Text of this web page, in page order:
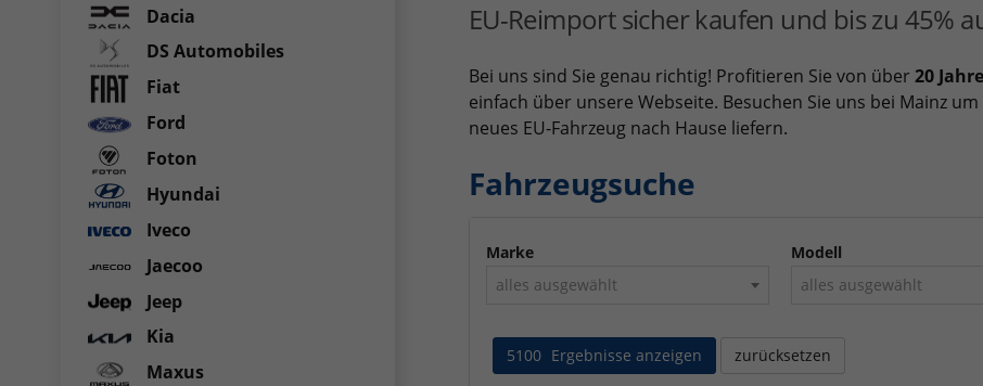
EU-Reimport sicher kaufen und bis zu 45%
Bei uns sind Sie genau richtig! Profitieren Sie von über 20
einfach über unsere Webseite. Besuchen Sie uns bei Mainz
neues EU-Fahrzeug nach Hause liefern.
Fahrzeugsuche
Marke
alles ausgewählt
Modell
alles ausgewählt
5100 Ergebnisse anzeigen zurücksetzen
Dacia
DS Automobiles
Fiat
Ford
Foton
Hyundai
Iveco
Jaecoo
Jeep
Kia
Maxus